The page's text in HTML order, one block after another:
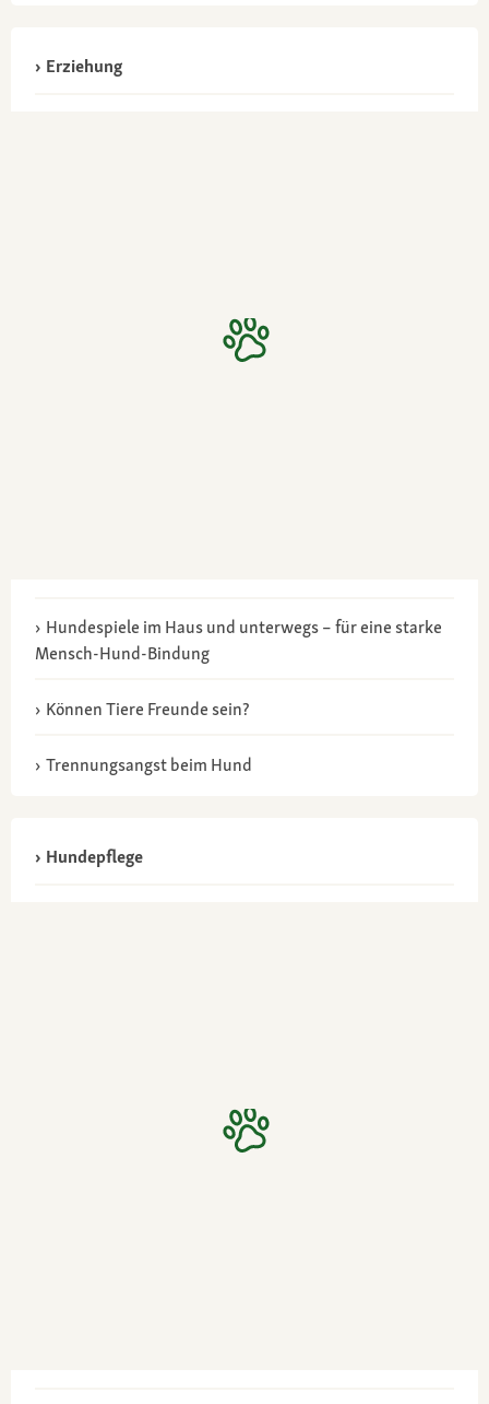
Erziehung
Hundespiele im Haus und unterwegs – für eine starke
Mensch-Hund-Bindung
Können Tiere Freunde sein?
Trennungsangst beim Hund
Hundepflege